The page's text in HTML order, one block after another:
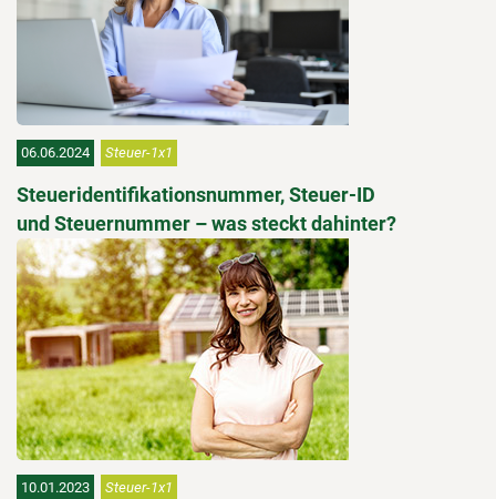
06.06.2024 Steuer-1x1
Steueridentifikationsnummer, Steuer-ID
und Steuernummer – was steckt dahinter?
10.01.2023 Steuer-1x1